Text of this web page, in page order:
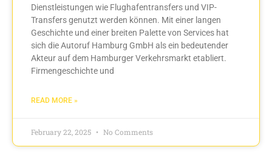
Dienstleistungen wie Flughafentransfers und VIP-
Transfers genutzt werden können. Mit einer langen
Geschichte und einer breiten Palette von Services hat
sich die Autoruf Hamburg GmbH als ein bedeutender
Akteur auf dem Hamburger Verkehrsmarkt etabliert.
Firmengeschichte und
READ MORE »
February 22, 2025 No Comments